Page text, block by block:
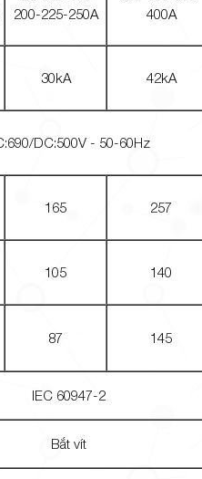
200-225-250A
400A
30kA 42kA
DC:500V - 50-60Hz
165 257
105 140
87 145
IEC 60947-2
Bắt vít